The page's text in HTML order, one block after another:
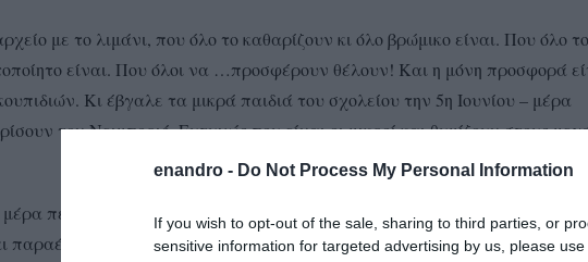
enandro - Do Not Process My Personal Information
If you wish to opt-out of the sale, sharing to third parties, or
sensitive information for targeted advertising by us, please
με το λιμάνι, που όλο το καθαρίζουν κι όλο βρώμικο είναι. Που όλο το
είναι. Που όλοι να …προσφέρουν θέλουν! Και η μόνη προσφορά
Κι έβγαλε τα μικρά παιδιά του σχολείου την 5η Ιουνίου – μέρα
τον Νειμποριό. Ευτυχώς που είναι οι μικροί και θυμίζουν στους
περιβάλλοντος του ΟΗΕ και τα παιδιά που καθάριζαν την παραλία με
παραέχουν! Δείτε τις φωτογραφίες των παιδιών που καθαρίζουν την